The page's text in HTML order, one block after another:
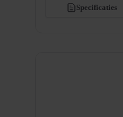
Specificaties